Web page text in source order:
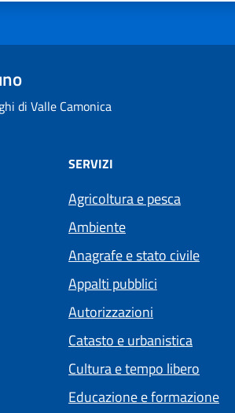
di Valle Camonica
SERVIZI
Agricoltura e pesca
Ambiente
Anagrafe e stato civile
Appalti pubblici
Autorizzazioni
Catasto e urbanistica
Cultura e tempo libero
Educazione e formazione